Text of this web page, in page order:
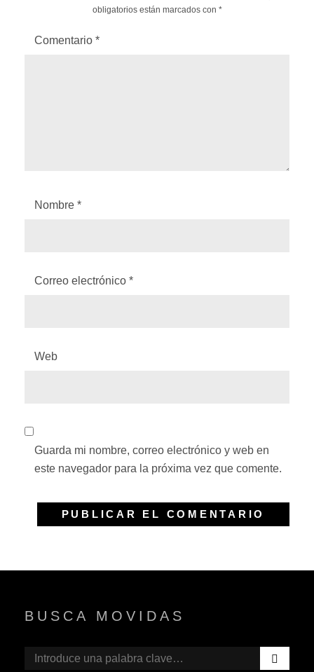
obligatorios están marcados con *
Comentario *
Nombre *
Correo electrónico *
Web
Guarda mi nombre, correo electrónico y web en
este navegador para la próxima vez que comente.
BUSCA MOVIDAS
Buscar:
U